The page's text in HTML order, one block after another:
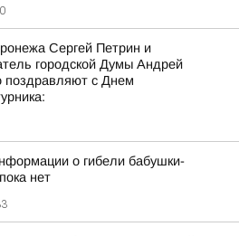
Сергей Петрин и
городской Думы Андрей
поздравляют с Днем
о гибели бабушки-
нет